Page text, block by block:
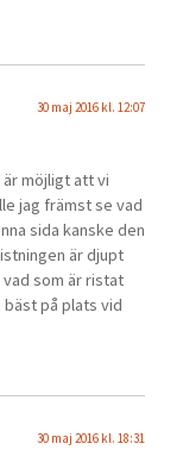
30 maj 2016 kl. 12:07
möjligt att vi
jag främst se vad
sida kanske den
är djupt
som är ristat
bäst på plats vid
30 maj 2016 kl. 18:31